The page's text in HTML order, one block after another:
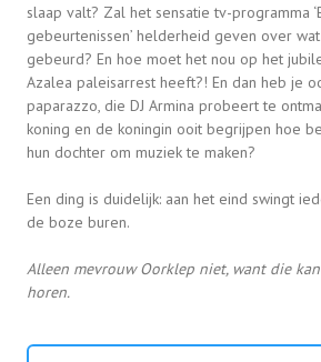
slaap valt? Zal het sensatie tv-programma
gebeurtenissen’ helderheid geven over
gebeurd? En hoe moet het nou op het
Azalea paleisarrest heeft?! En dan heb je
paparazzo, die DJ Armina probeert te
koning en de koningin ooit begrijpen hoe
hun dochter om muziek te maken?
Een ding is duidelijk: aan het eind swingt
de boze buren.
Alleen mevrouw Oorklep niet, want die
horen.